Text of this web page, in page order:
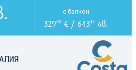
с балкон
32900€ / 64347лв.